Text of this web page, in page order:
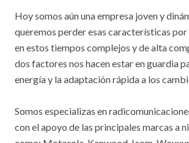
Hoy somos aún una empresa joven y
queremos perder esas características por
en estos tiempos complejos y de alta
dos factores nos hacen estar en guardia
energía y la adaptación rápida a los
Somos especializas en
con el apoyo de las principales marcas a